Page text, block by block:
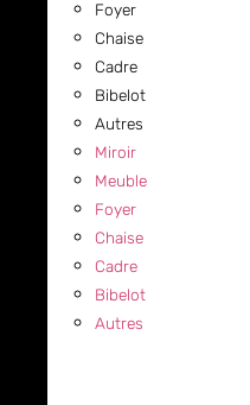
Foyer
Chaise
Cadre
Bibelot
Autres
Miroir
Meuble
Foyer
Chaise
Cadre
Bibelot
Autres